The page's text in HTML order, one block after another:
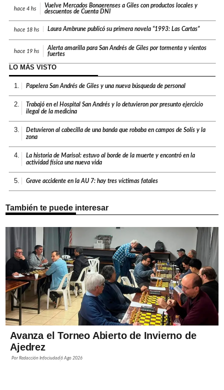
hace 4 hs
Vuelve Mercados Bonaerenses a Giles con productos locales y
descuentos de Cuenta DNI
hace 18 hs Laura Ambrune publicó su primera novela “1993: Las Cartas”
hace 19 hs
Alerta amarilla para San Andrés de Giles por tormenta y vientos
fuertes
LO MÁS VISTO
1. Papelera San Andrés de Giles y una nueva búsqueda de personal
2.
Trabajó en el Hospital San Andrés y lo detuvieron por presunto ejercicio
ilegal de la medicina
3.
Detuvieron al cabecilla de una banda que robaba en campos de Solís y la
zona
4.
La historia de Marisol: estuvo al borde de la muerte y encontró en la
actividad física una nueva vida
5. Grave accidente en la AU 7: hay tres víctimas fatales
También te puede interesar
Avanza el Torneo Abierto de Invierno de
Ajedrez
PorRedacción Infociudad6 Ago 2026